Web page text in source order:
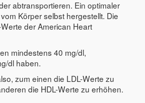
abtransportieren. Ein optimaler
Körper selbst hergestellt. Die
der American Heart
mindestens 40 mg/dl,
dl haben.
zum einen die LDL-Werte zu
die HDL-Werte zu erhöhen.